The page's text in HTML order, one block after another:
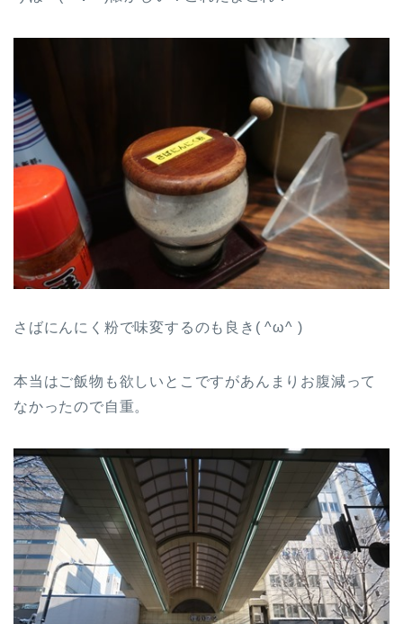
さばにんにく粉で味変するのも良き( ^ω^ )
本当はご飯物も欲しいとこですがあんまりお腹減って
なかったので自重。